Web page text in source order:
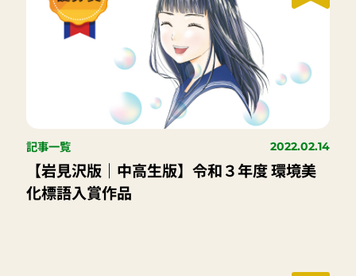
記事一覧 2022.02.14
【岩見沢版｜中高生版】令和３年度 環境美
化標語入賞作品